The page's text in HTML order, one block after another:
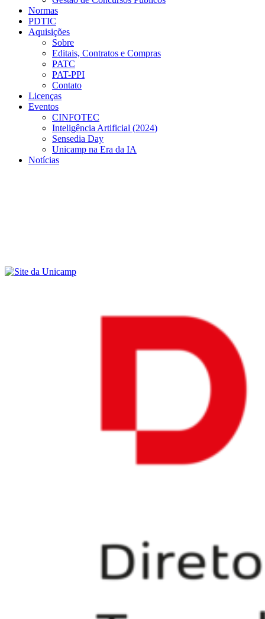
Normas
PDTIC
Aquisições
Sobre
Editais, Contratos e Compras
PATC
PAT-PPI
Contato
Licenças
Eventos
CINFOTEC
Inteligência Artificial (2024)
Sensedia Day
Unicamp na Era da IA
Notícias